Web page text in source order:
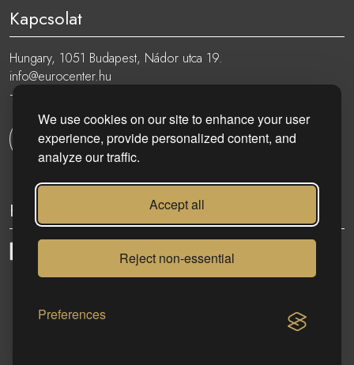
We use cookies on our site to enhance your user
experience, provide personalized content, and
analyze our traffic.
Accept all
Reject non-essential
Preferences
Kapcsolat
Hungary, 1051 Budapest, Nádor utca 19.
info@eurocenter.hu
+36 20 919 0005
Kapcsolatfelvétel
Kövess minket: